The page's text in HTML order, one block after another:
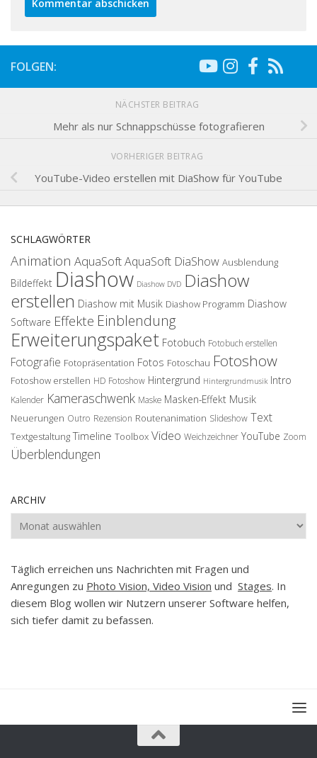
FOLGEN:
NÄCHSTER BEITRAG
Mehr als nur Schnappschüsse fotografieren
VORHERIGER BEITRAG
YouTube-Video erstellen mit DiaShow für YouTube
SCHLAGWÖRTER
Animation AquaSoftAquaSoft DiaShow Ausblendung
Bildeffekt Diashow Diashow DVD Diashow
erstellen Diashow mit Musik Diashow Programm Diashow
Software Effekte Einblendung
Erweiterungspaket Fotobuch Fotobuch erstellen
Fotografie Fotopräsentation Fotos Fotoschau Fotoshow
Fotoshow erstellen HD Fotoshow Hintergrund Hintergrundmusik Intro
Kalender Kameraschwenk Maske Masken-Effekt Musik
Neuerungen Outro Rezension Routenanimation Slideshow Text
Textgestaltung Timeline Toolbox Video Weichzeichner YouTube Zoom
Überblendungen
ARCHIV
Archiv
Täglich erreichen uns Nachrichten mit Fragen und
Anregungen zu Photo Vision, Video Vision und Stages. In
diesem Blog wollen wir Nutzern unserer Software helfen,
sich tiefer damit zu befassen.